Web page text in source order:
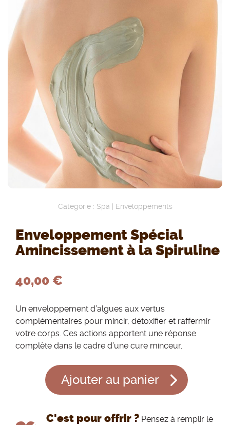
Catégorie : Spa Enveloppements
Enveloppement Spécial
Amincissement à la Spiruline
40,00 €
Un enveloppement d’algues aux vertus
complémentaires pour mincir, détoxifier et raffermir
votre corps. Ces actions apportent une réponse
complète dans le cadre d’une cure minceur.
Ajouter au panier
C'est pour offrir ? Pensez à remplir le